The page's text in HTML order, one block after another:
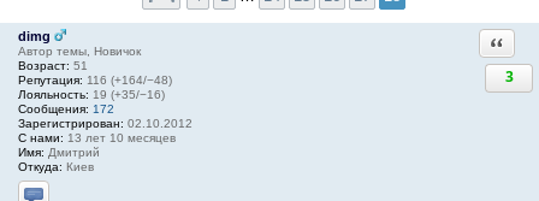
dimg
Автор темы, Новичок
Возраст: 51
Репутация: 116 (+164/−48)
Лояльность: 19 (+35/−16)
Сообщения: 172
Зарегистрирован: 02.10.2012
С нами: 13 лет 10 месяцев
Имя: Дмитрий
Откуда: Киев
3